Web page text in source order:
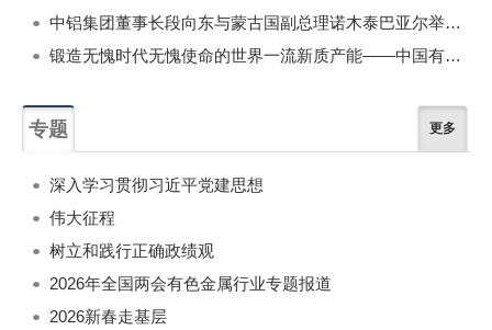
中铝集团董事长段向东与蒙古国副总理诺木泰巴亚尔举行会谈
锻造无愧时代无愧使命的世界一流新质产能——中国有色金属工业的战略应对与破局之道（二）
专题 更多
深入学习贯彻习近平党建思想
伟大征程
树立和践行正确政绩观
2026年全国两会有色金属行业专题报道
2026新春走基层